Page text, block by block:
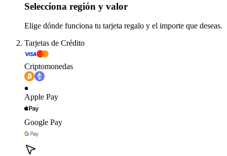
Selecciona región y valor
Elige dónde funciona tu tarjeta regalo y el importe que deseas.
Tarjetas de Crédito
Criptomonedas
Apple Pay
Google Pay